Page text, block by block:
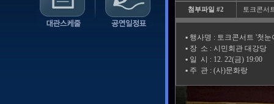
첨부파일 #2 토크콘서
▪️ 행사명 : 토크콘서트 '첫
▪️ 장 소 : 시민회관 대강당
▪️ 일 시 : 12. 22(금) 19:00
▪️ 주 관 : (사)문화랑